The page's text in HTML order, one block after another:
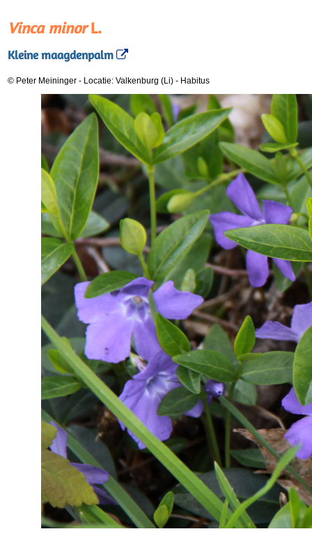
Vinca minorL.
Kleine maagdenpalm
© Peter Meininger - Locatie: Valkenburg (Li) - Habitus